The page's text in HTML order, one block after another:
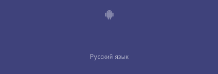
Русский язык